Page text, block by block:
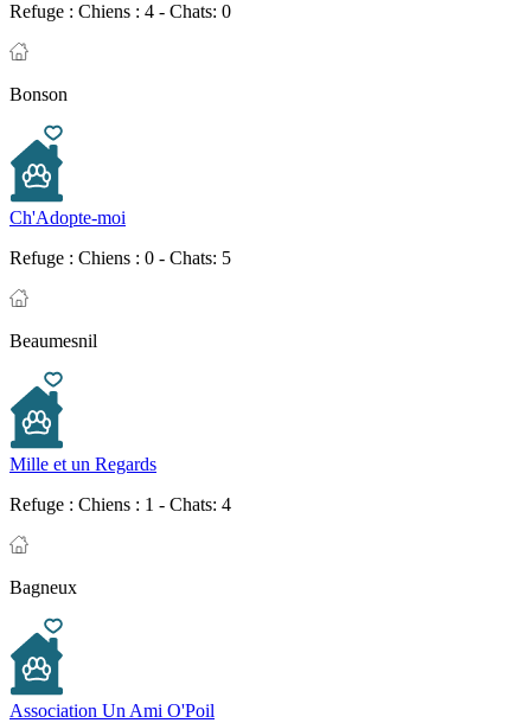
Refuge : Chiens : 4 - Chats: 0
Bonson
Ch'Adopte-moi
Refuge : Chiens : 0 - Chats: 5
Beaumesnil
Mille et un Regards
Refuge : Chiens : 1 - Chats: 4
Bagneux
Association Un Ami O'Poil